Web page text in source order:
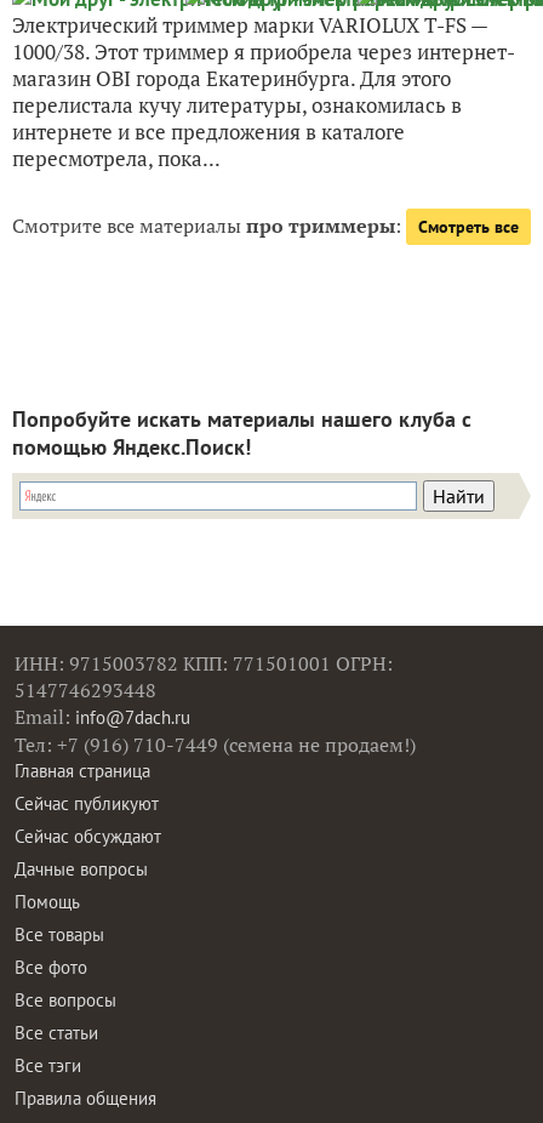
Электрический триммер марки VARIOLUX T-FS —
1000/38. Этот триммер я приобрела через интернет-
магазин OBI города Екатеринбурга. Для этого
перелистала кучу литературы, ознакомилась в
интернете и все предложения в каталоге
пересмотрела, пока...
Смотрите все материалыпро триммеры: Смотреть все
Попробуйте искать материалы нашего клуба с
помощью Яндекс.Поиск!
ИНН: 9715003782 КПП: 771501001 ОГРН:
5147746293448
Email: info@7dach.ru
Тел: +7 (916) 710-7449 (семена не продаем!)
Главная страница
Сейчас публикуют
Сейчас обсуждают
Дачные вопросы
Помощь
Все товары
Все фото
Все вопросы
Все статьи
Все тэги
Правила общения